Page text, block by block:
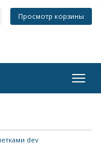
Просмотр корзины
dev